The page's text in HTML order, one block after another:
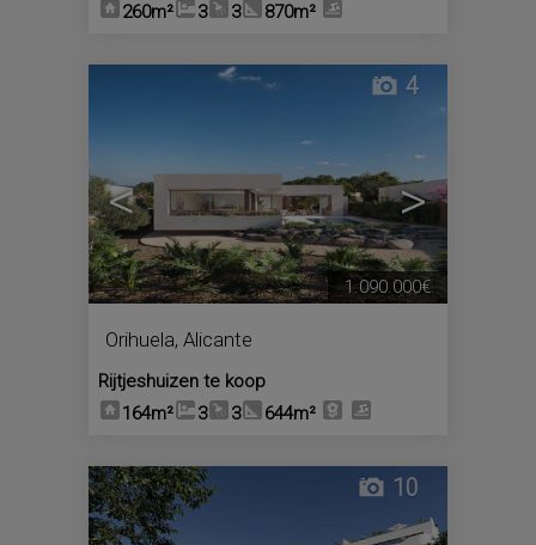
260m²
3 3 870m²
< >
4
Orihuela, Alicante
Rijtjeshuizen te koop
164m²
3 3 644m²
1.090.000€
10